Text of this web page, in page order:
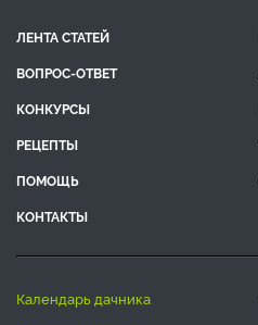
ЛЕНТА СТАТЕЙ
ВОПРОС-ОТВЕТ
КОНКУРСЫ
РЕЦЕПТЫ
ПОМОЩЬ
КОНТАКТЫ
календарь дачника